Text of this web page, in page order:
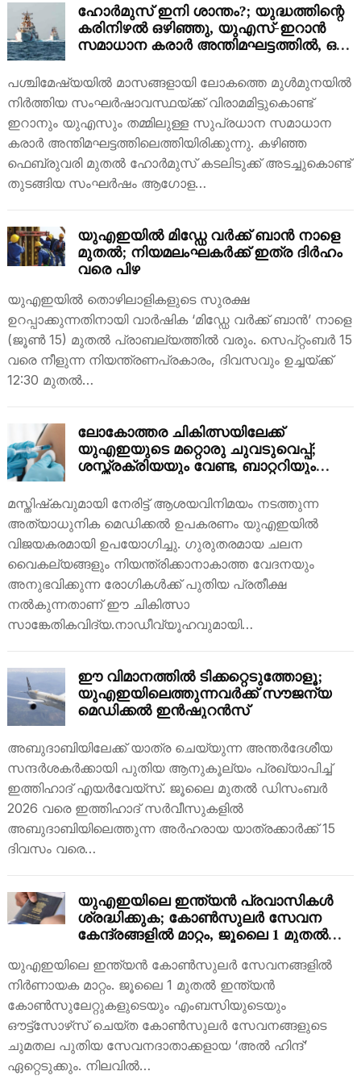
ഹോർമുസ് ഇനി ശാന്തം?; യുദ്ധത്തിന്റെ
കരിനിഴൽ ഒഴിഞ്ഞു, യുഎസ്-ഇറാൻ
സമാധാന കരാർ അന്തിമഘട്ടത്തിൽ, ഒപ്പ്
പശ്ചിമേഷ്യയിൽ മാസങ്ങളായി ലോകത്തെ മുൾമുനയിൽ
നിർത്തിയ സംഘർഷാവസ്ഥയ്ക്ക് വിരാമമിട്ടുകൊണ്ട്
ഇറാനും യുഎസും തമ്മിലുള്ള സുപ്രധാന സമാധാന
കരാർ അന്തിമഘട്ടത്തിലെത്തിയിരിക്കുന്നു. കഴിഞ്ഞ
ഫെബ്രുവരി മുതൽ ഹോർമുസ് കടലിടുക്ക് അടച്ചുകൊണ്ട്
തുടങ്ങിയ സംഘർഷം ആഗോള…
യുഎഇയിൽ മിഡ്ഡേ വർക്ക് ബാൻ നാളെ
മുതൽ; നിയമലംഘകർക്ക് ഇത്ര ദിർഹം
വരെ പിഴ
യുഎഇയിൽ തൊഴിലാളികളുടെ സുരക്ഷ
ഉറപ്പാക്കുന്നതിനായി വാർഷിക ‘മിഡ്ഡേ വർക്ക് ബാൻ’ നാളെ
(ജൂൺ 15) മുതൽ പ്രാബല്യത്തിൽ വരും. സെപ്റ്റംബർ 15
വരെ നീളുന്ന നിയന്ത്രണപ്രകാരം, ദിവസവും ഉച്ചയ്ക്ക്
12:30 മുതൽ…
ലോകോത്തര ചികിത്സയിലേക്ക്
യുഎഇയുടെ മറ്റൊരു ചുവടുവെപ്പ്;
ശസ്ത്രക്രിയയും വേണ്ട, ബാറ്ററിയും
വിട്ടുമാറാത്ത രോഗങ്ങൾ
മസ്തിഷ്‌കവുമായി നേരിട്ട് ആശയവിനിമയം നടത്തുന്ന
അത്യാധുനിക മെഡിക്കൽ ഉപകരണം യുഎഇയിൽ
വിജയകരമായി ഉപയോഗിച്ചു. ഗുരുതരമായ ചലന
വൈകല്യങ്ങളും നിയന്ത്രിക്കാനാകാത്ത വേദനയും
അനുഭവിക്കുന്ന രോഗികൾക്ക് പുതിയ പ്രതീക്ഷ
നൽകുന്നതാണ് ഈ ചികിത്സാ
സാങ്കേതികവിദ്യ.നാഡീവ്യൂഹവുമായി…
ഈ വിമാനത്തിൽ ടിക്കറ്റെടുത്തോളൂ;
യുഎഇയിലെത്തുന്നവർക്ക് സൗജന്യ
മെഡിക്കൽ ഇൻഷുറൻസ്
അബുദാബിയിലേക്ക് യാത്ര ചെയ്യുന്ന അന്തർദേശീയ
സന്ദർശകർക്കായി പുതിയ ആനുകൂല്യം പ്രഖ്യാപിച്ച്
ഇത്തിഹാദ് എയർവേയ്‌സ്. ജൂലൈ മുതൽ ഡിസംബർ
2026 വരെ ഇത്തിഹാദ് സർവീസുകളിൽ
അബുദാബിയിലെത്തുന്ന അർഹരായ യാത്രക്കാർക്ക് 15
ദിവസം വരെ…
യുഎഇയിലെ ഇന്ത്യൻ പ്രവാസികൾ
ശ്രദ്ധിക്കുക; കോൺസുലർ സേവന
കേന്ദ്രങ്ങളിൽ മാറ്റം, ജൂലൈ 1 മുതൽ
യുഎഇയിലെ ഇന്ത്യൻ കോൺസുലർ സേവനങ്ങളിൽ
നിർണായക മാറ്റം. ജൂലൈ 1 മുതൽ ഇന്ത്യൻ
കോൺസുലേറ്റുകളുടെയും എംബസിയുടെയും
ഔട്ട്‌സോഴ്‌സ് ചെയ്ത കോൺസുലർ സേവനങ്ങളുടെ
ചുമതല പുതിയ സേവനദാതാക്കളായ ‘അൽ ഹിന്ദ്’
ഏറ്റെടുക്കും. നിലവിൽ…